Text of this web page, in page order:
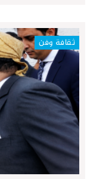
ثقافة وفن